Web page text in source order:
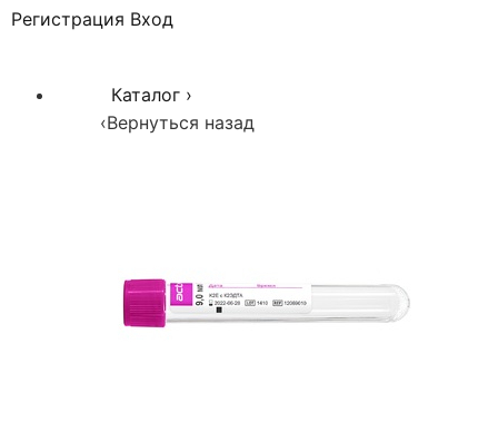
Регистрация Вход
Каталог ›
‹Вернуться назад